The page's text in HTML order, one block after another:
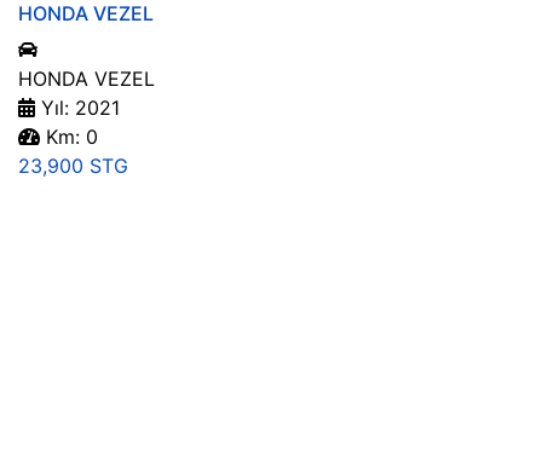
HONDA VEZEL
HONDA VEZEL
Yıl: 2021
Km: 0
23,900 STG